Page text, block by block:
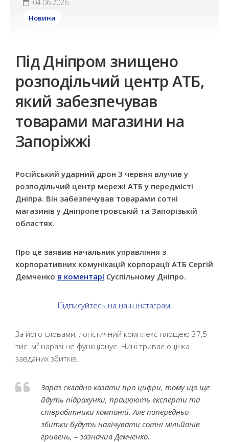
04.06.2026
Новини
Під Дніпром знищено
розподільчий центр АТБ,
який забезпечував
товарами магазини на
Запоріжжі
Російський ударний дрон 3 червня влучив у
розподільчий центр мережі АТБ у передмісті
Дніпра. Він забезпечував товарами сотні
магазинів у Дніпропетровській та Запорізькій
областях.
Про це заявив начальник управління з
корпоративних комунікацій корпорації АТБ Сергій
Демченко в коментарі Суспільному Дніпро.
Підписуйтесь на наш інстаграм!
За його словами, логістичний комплекс площею 37,5
тис. м² наразі не функціонує. Нині триває оцінка
завданих збитків.
Зараз складно казати про цифри, тому що ще
йдуть підрахунки, працюють експерти та
співробітники компаній. Але попередньо
збитки будуть налічувати сотні мільйонів
гривень, – зазначив Демченко.